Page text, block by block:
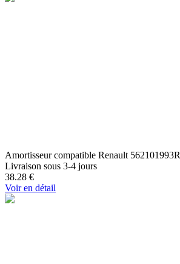
Amortisseur compatible Renault 562101993R
Livraison sous 3-4 jours
38.28 €
Voir en détail